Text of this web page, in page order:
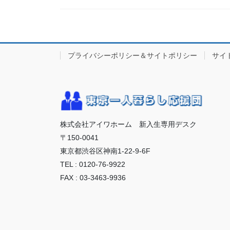
プライバシーポリシー＆サイトポリシー サイ
株式会社アイワホーム 新入生専用デスク
〒150-0041
東京都渋谷区神南1-22-9-6F
TEL : 0120-76-9922
FAX : 03-3463-9936